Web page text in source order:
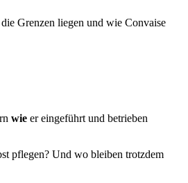
Grenzen liegen und wie Convaise
wie er eingeführt und betrieben
pflegen? Und wo bleiben trotzdem